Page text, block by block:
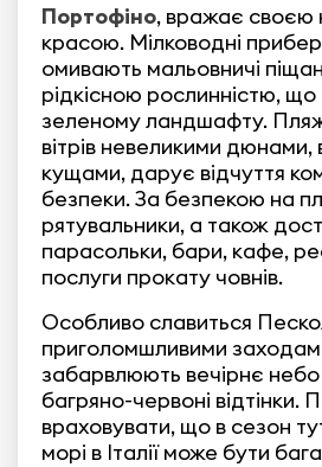
Портофіно, вражає своєю
красою. Мілководні
омивають мальовничі
рідкісною рослинністю,
зеленому ландшафту.
вітрів невеликими дюнами,
кущами, дарує відчуття
безпеки. За безпекою на
рятувальники, а також
парасольки, бари, кафе,
послуги прокату човнів.
Особливо славиться
приголомшливими
забарвлюють вечірнє небо
багряно-червоні відтінки.
враховувати, що в сезон
морі в Італії може бути